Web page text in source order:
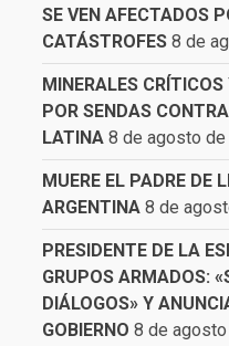
SE VEN AFECTADOS
CATÁSTROFES 8 de
MINERALES
POR SENDAS
LATINA 8 de agosto
MUERE EL PADRE DE
ARGENTINA 8 de
PRESIDENTE DE LA
GRUPOS ARMADOS:
DIÁLOGOS» Y
GOBIERNO 8 de